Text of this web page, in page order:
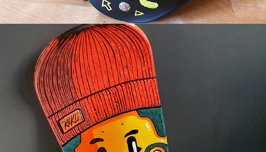
Beanie, waves and beard